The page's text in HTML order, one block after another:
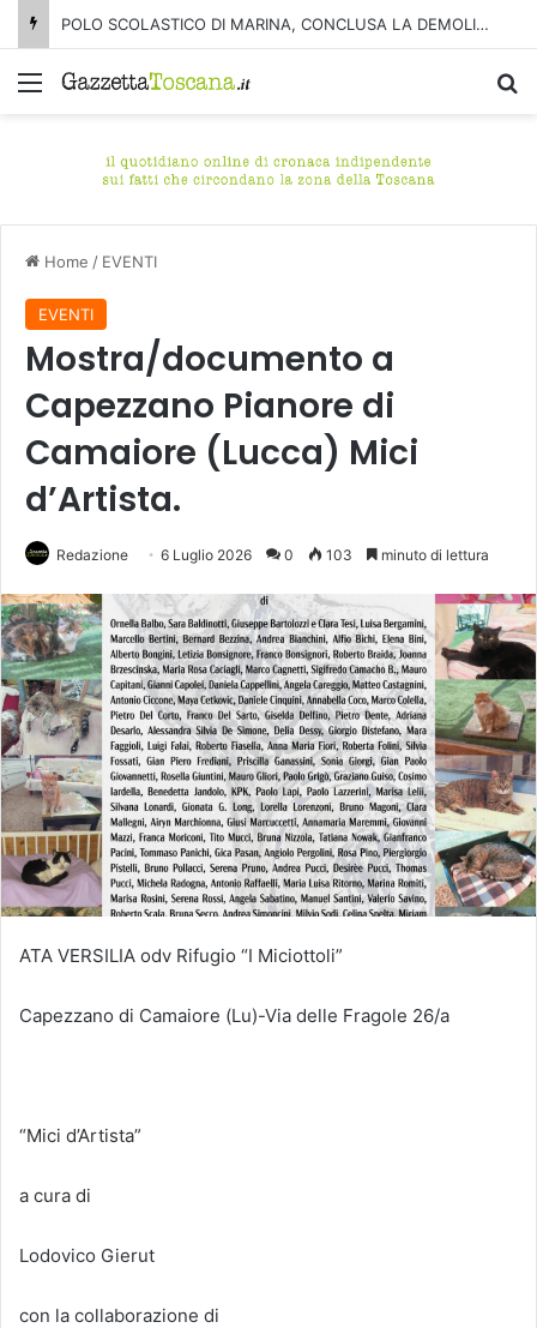
POLO SCOLASTICO DI MARINA, CONCLUSA LA DEMOLIZIONE DELL’ALA NORD-SUD
Menu
Home / EVENTI
EVENTI
Mostra/documento a
Capezzano Pianore di
Camaiore (Lucca) Mici
d’Artista.
Redazione 6 Luglio 2026 0 103 minuto di lettura
ATA VERSILIA odv Rifugio “I Miciottoli”
Capezzano di Camaiore (Lu)-Via delle Fragole 26/a
“Mici d’Artista”
a cura di
Lodovico Gierut
con la collaborazione di